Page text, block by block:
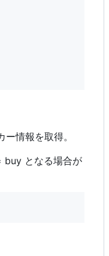
情報を取得。
buy となる場合が